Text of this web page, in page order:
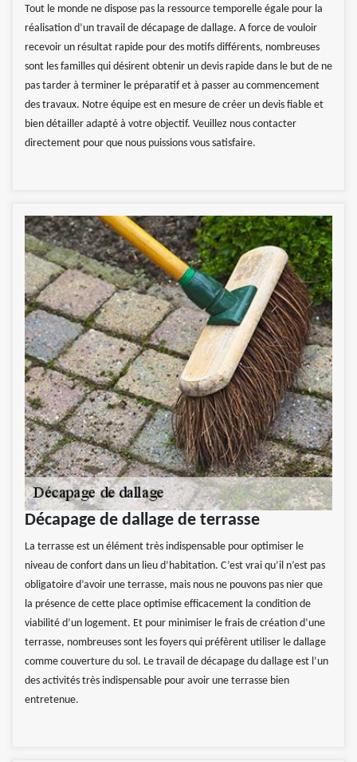
Tout le monde ne dispose pas la ressource temporelle égale pour la
réalisation d’un travail de décapage de dallage. A force de vouloir
recevoir un résultat rapide pour des motifs différents, nombreuses
sont les familles qui désirent obtenir un devis rapide dans le but de ne
pas tarder à terminer le préparatif et à passer au commencement
des travaux. Notre équipe est en mesure de créer un devis fiable et
bien détailler adapté à votre objectif. Veuillez nous contacter
directement pour que nous puissions vous satisfaire.
Décapage de dallage de terrasse
La terrasse est un élément très indispensable pour optimiser le
niveau de confort dans un lieu d’habitation. C’est vrai qu’il n’est pas
obligatoire d’avoir une terrasse, mais nous ne pouvons pas nier que
la présence de cette place optimise efficacement la condition de
viabilité d’un logement. Et pour minimiser le frais de création d’une
terrasse, nombreuses sont les foyers qui préfèrent utiliser le dallage
comme couverture du sol. Le travail de décapage du dallage est l’un
des activités très indispensable pour avoir une terrasse bien
entretenue.